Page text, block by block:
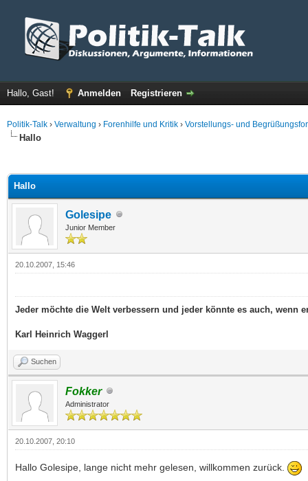
Hallo, Gast! Anmelden Registrieren
Politik-Talk › Verwaltung › Forenhilfe und Kritik › Vorstellungs- und
Hallo
Hallo
Golesipe
Junior Member
20.10.2007, 15:46
Jeder möchte die Welt verbessern und jeder könnte es auch, wenn
Karl Heinrich Waggerl
Suchen
Fokker
Administrator
20.10.2007, 20:10
Hallo Golesipe, lange nicht mehr gelesen, willkommen zurück.